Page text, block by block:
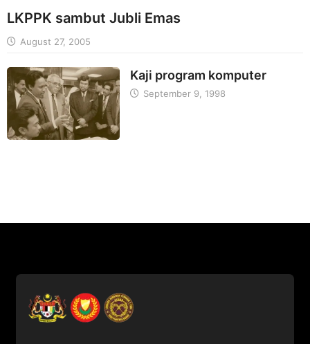
LKPPK sambut Jubli Emas
August 27, 2005
Kaji program komputer
September 9, 1998